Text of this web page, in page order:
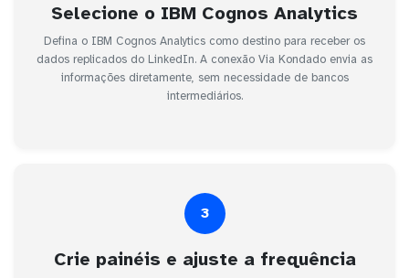
Selecione o IBM Cognos Analytics
Defina o IBM Cognos Analytics como destino para receber os
dados replicados do LinkedIn. A conexão Via Kondado envia as
informações diretamente, sem necessidade de bancos
intermediários.
3
Crie painéis e ajuste a frequência